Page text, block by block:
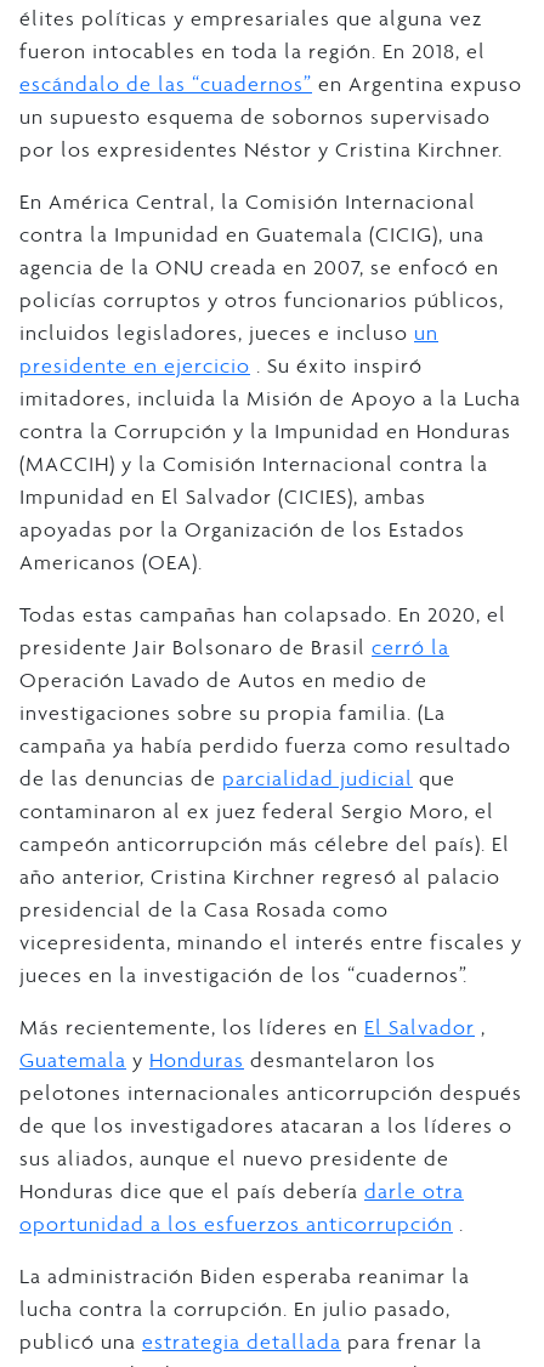
élites políticas y empresariales que alguna vez
fueron intocables en toda la región. En 2018, el
escándalo de las “cuadernos” en Argentina expuso
un supuesto esquema de sobornos supervisado
por los expresidentes Néstor y Cristina Kirchner.
En América Central, la Comisión Internacional
contra la Impunidad en Guatemala (CICIG), una
agencia de la ONU creada en 2007, se enfocó en
policías corruptos y otros funcionarios públicos,
incluidos legisladores, jueces e incluso un
presidente en ejercicio . Su éxito inspiró
imitadores, incluida la Misión de Apoyo a la Lucha
contra la Corrupción y la Impunidad en Honduras
(MACCIH) y la Comisión Internacional contra la
Impunidad en El Salvador (CICIES), ambas
apoyadas por la Organización de los Estados
Americanos (OEA).
Todas estas campañas han colapsado. En 2020, el
presidente Jair Bolsonaro de Brasil cerró la
Operación Lavado de Autos en medio de
investigaciones sobre su propia familia. (La
campaña ya había perdido fuerza como resultado
de las denuncias de parcialidad judicial que
contaminaron al ex juez federal Sergio Moro, el
campeón anticorrupción más célebre del país). El
año anterior, Cristina Kirchner regresó al palacio
presidencial de la Casa Rosada como
vicepresidenta, minando el interés entre fiscales y
jueces en la investigación de los “cuadernos”.
Más recientemente, los líderes en El Salvador ,
Guatemala y Honduras desmantelaron los
pelotones internacionales anticorrupción después
de que los investigadores atacaran a los líderes o
sus aliados, aunque el nuevo presidente de
Honduras dice que el país debería darle otra
oportunidad a los esfuerzos anticorrupción .
La administración Biden esperaba reanimar la
lucha contra la corrupción. En julio pasado,
publicó una estrategia detallada para frenar la